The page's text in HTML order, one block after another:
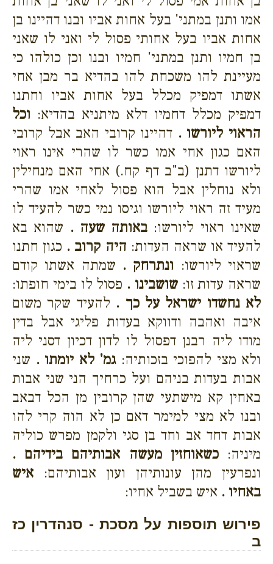
אמו ותנן במתני' בעל אחות אביו ובנו דהיינו בן
אחות אביו בעל אחותי פסול לי ואני לו שאני
בן חמיו ותנן במתני' חמיו ובנו וכן כולהו כי
מעיינת להו משכחת להו בהדיא בר מבן אחי
אשתו דמפיק מכלל בעל אחות אביו וחתנו
דמפיק מכלל דחמיו דלא מיתניא בהדיא: וכל
הראוי ליורשו . דהיינו קרובי האב אבל קרובי
האם כגון אחי אמו כשר לו שהרי אינו ראוי
ליורשו דתנן (ב"ב דף קח.) אחי האם מנחילין
ולא נוחלין אבל הוא פסול לאחי אמו שהרי
מעיד זה ראוי ליורשו וגיסו נמי כשר להעיד לו
שאינו ראוי ליורשו: באותה שעה . שהוא בא
להעיד או שראה העדות: היה קרוב . כגון חתנו
שראוי ליורשו: ונתרחק . שמתה אשתו קודם
שראה עדות זו:שושבינו . פסול לו בימי חופתו:
לא נחשדו ישראל על כך . להעיד שקר משום
איבה ואהבה ודווקא בעדות פליגי אבל בדין
מודו ליה רבנן דפסול לו לדון דכיון דסני ליה
ולא מצי להפוכי בזכותיה:גמ' לא יומתו . שני
אבות בעדות בניהם ועל כרחיך הני שני אבות
באחין קא מישתעי שהן קרובין מן הכל דבאב
ובנו לא מצי למימר דאם כן לא הוה קרי להו
אבות דחד אב וחד בן סגי ולקמן מפרש כוליה
מיניה:כשאוחזין מעשה אבותיהם בידיהם .
ונפרעין מהן עונותיהן ועון אבותיהם: איש
באחיו . איש בשביל אחיו:
פירוש תוספות על מסכת - סנהדרין כז
ב